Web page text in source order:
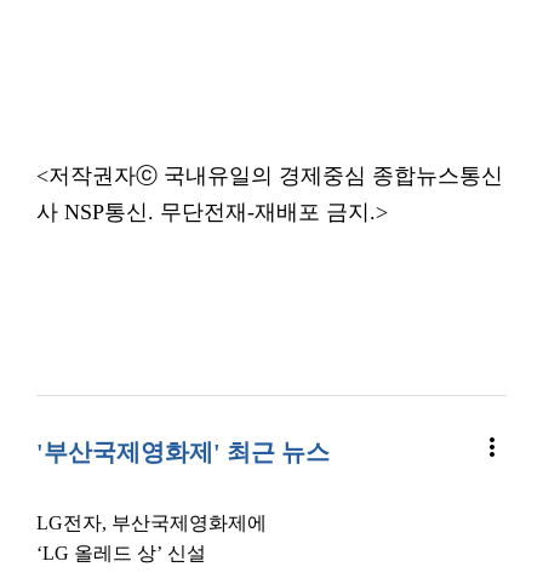
<저작권자ⓒ 국내유일의 경제중심 종합뉴스통신
사 NSP통신. 무단전재-재배포 금지.>
'부산국제영화제' 최근 뉴스 more_vert
LG전자, 부산국제영화제에
‘LG 올레드 상’ 신설